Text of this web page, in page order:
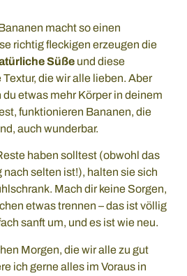
macht so einen
richtig fleckigen erzeugen die
Süße und diese
die wir alle lieben. Aber
etwas mehr Körper in deinem
funktionieren Bananen, die
auch wunderbar.
haben solltest (obwohl das
nach selten ist!), halten sie sich
Mach dir keine Sorgen,
etwas trennen – das ist völlig
sanft um, und es ist wie neu.
Morgen, die wir alle zu gut
ich gerne alles im Voraus in